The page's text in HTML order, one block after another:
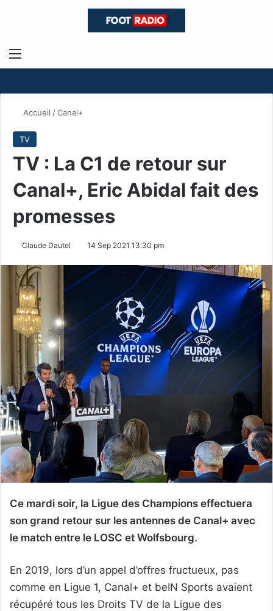
Menu
Accueil /Canal+
TV
TV : La C1 de retour sur
Canal+, Eric Abidal fait des
promesses
Claude Dautel 14 Sep 2021 13:30 pm
Ce mardi soir, la Ligue des Champions effectuera
son grand retour sur les antennes de Canal+ avec
le match entre le LOSC et Wolfsbourg.
En 2019, lors d’un appel d’offres fructueux, pas
comme en Ligue 1, Canal+ et beIN Sports avaient
récupéré tous les Droits TV de la Ligue des